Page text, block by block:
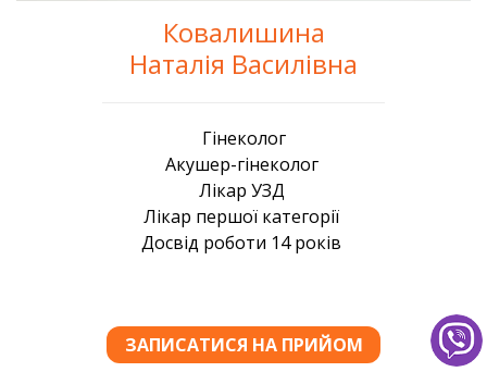
Ковалишина
Наталія Василівна